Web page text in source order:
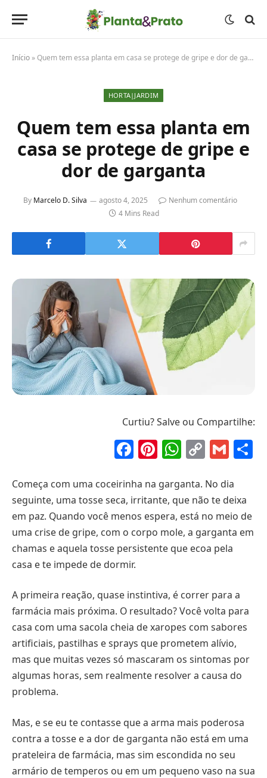
Início »Quem tem essa planta em casa se protege de gripe e dor de garganta
HORTA|JARDIM
Quem tem essa planta em
casa se protege de gripe e
dor de garganta
By Marcelo D. Silva agosto 4, 2025
Nenhum comentário
4 Mins Read
Curtiu? Salve ou Compartilhe:
Facebook
Pinterest
Copy
Começa com uma coceirinha na garganta. No dia
seguinte, uma tosse seca, irritante, que não te deixa
em paz. Quando você menos espera, está no meio de
uma crise de gripe, com o corpo mole, a garganta em
chamas e aquela tosse persistente que ecoa pela
casa e te impede de dormir.
A primeira reação, quase instintiva, é correr para a
farmácia mais próxima. O resultado? Você volta para
casa com uma sacola cheia de xaropes com sabores
artificiais, pastilhas e sprays que prometem alívio,
mas que muitas vezes só mascaram os sintomas por
algumas horas, sem realmente resolver a causa do
problema.
Mas, e se eu te contasse que a arma mais poderosa
contra a tosse e a dor de garganta não está em uma
prateleira de farmácia, mas sim escondida no seu
armário de temperos ou em um pequeno vaso na sua